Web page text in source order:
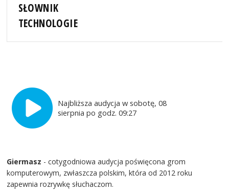
SŁOWNIK
TECHNOLOGIE
Najbliższa audycja w sobotę, 08
sierpnia po godz. 09:27
Giermasz - cotygodniowa audycja poświęcona grom
komputerowym, zwłaszcza polskim, która od 2012 roku
zapewnia rozrywkę słuchaczom.